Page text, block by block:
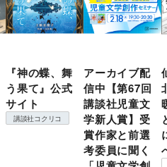
『神の蝶、舞
う果て』公式
サイト
講談社コクリコ
アーカイブ配
信中【第67回
講談社児童文
学新人賞】受
賞作家と前選
考委員に聞く